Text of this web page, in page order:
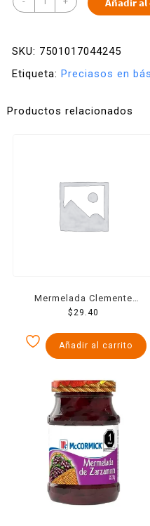
Añadir
SKU: 7501017044245
Etiqueta: Preciasos en
Productos relacionados
Mermelada Clemente
Jacques Chabacano 270
$ 29.40
Añadir al carrito